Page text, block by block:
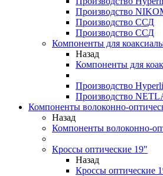
Производство
Производство ССД
Производство ССД
Компоненты для
Назад
Компоненты для
Производство
Производство
Компоненты волоконно-
Назад
Компоненты волоконно-
Кроссы оптические 19"
Назад
Кроссы оптические